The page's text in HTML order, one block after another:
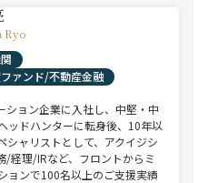
Ryo
ァンド/不動産金融
ション企業に入社し、中堅・中
ッドハンターに転身後、10年以
シャリストとして、アクイジシ
経理/IRなど、フロントからミ
ョンで100名以上のご支援実績